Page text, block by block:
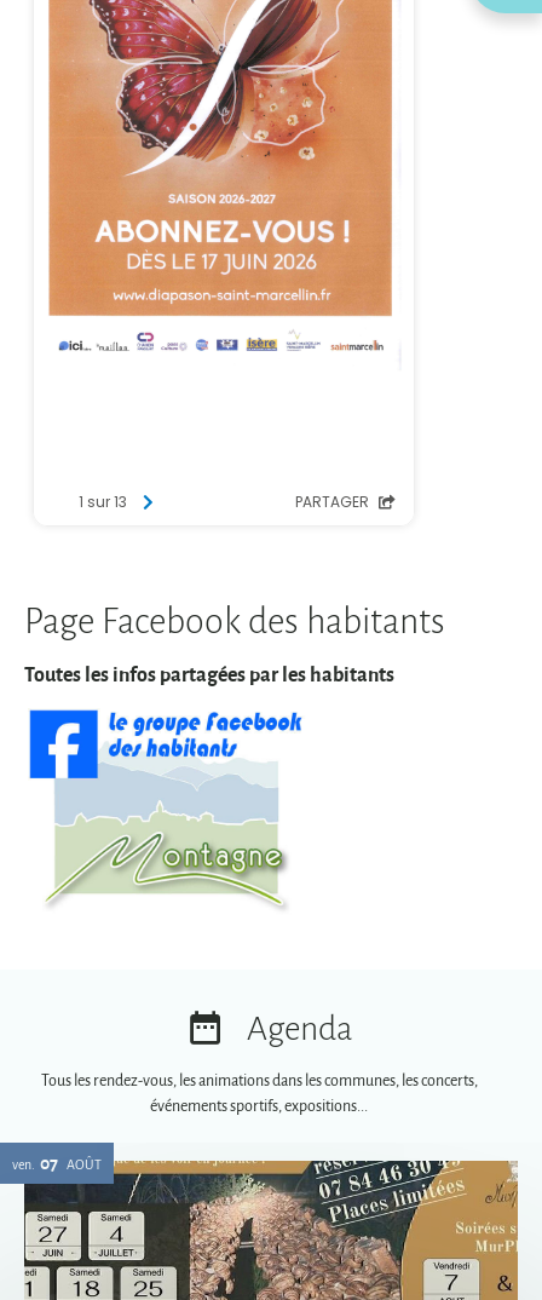
Toutes les infos partagées par les habitants
Agenda
Tous les rendez-vous, les animations dans les communes, les concerts,
Soirées spéciales MurPhy's